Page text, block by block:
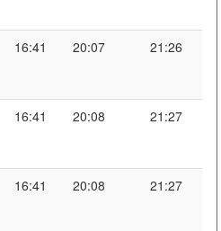
16:41 20:07 21:26
16:41 20:08 21:27
16:41 20:08 21:27